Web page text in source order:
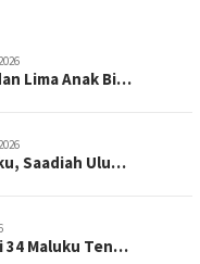
Lima Anak Bi…
Saadiah Ulu…
34 Maluku Ten…